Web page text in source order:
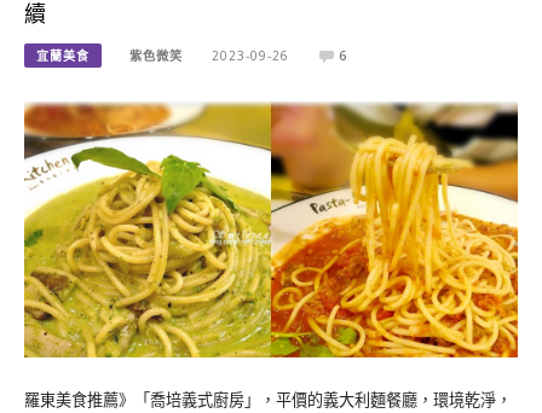
續
宜蘭美食 紫色微笑 2023-09-26 6
羅東美食推薦》「喬培義式廚房」，平價的義大利麵餐廳，環境乾淨，